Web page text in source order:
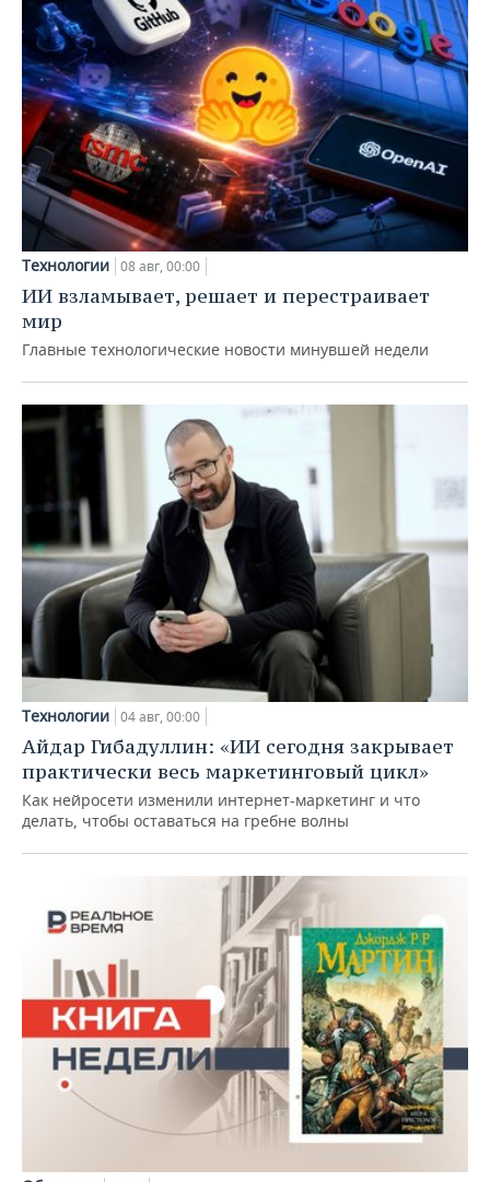
Технологии 08 авг, 00:00
ИИ взламывает, решает и перестраивает
мир
Главные технологические новости минувшей недели
Технологии 04 авг, 00:00
Айдар Гибадуллин: «ИИ сегодня закрывает
практически весь маркетинговый цикл»
Как нейросети изменили интернет-маркетинг и что
делать, чтобы оставаться на гребне волны